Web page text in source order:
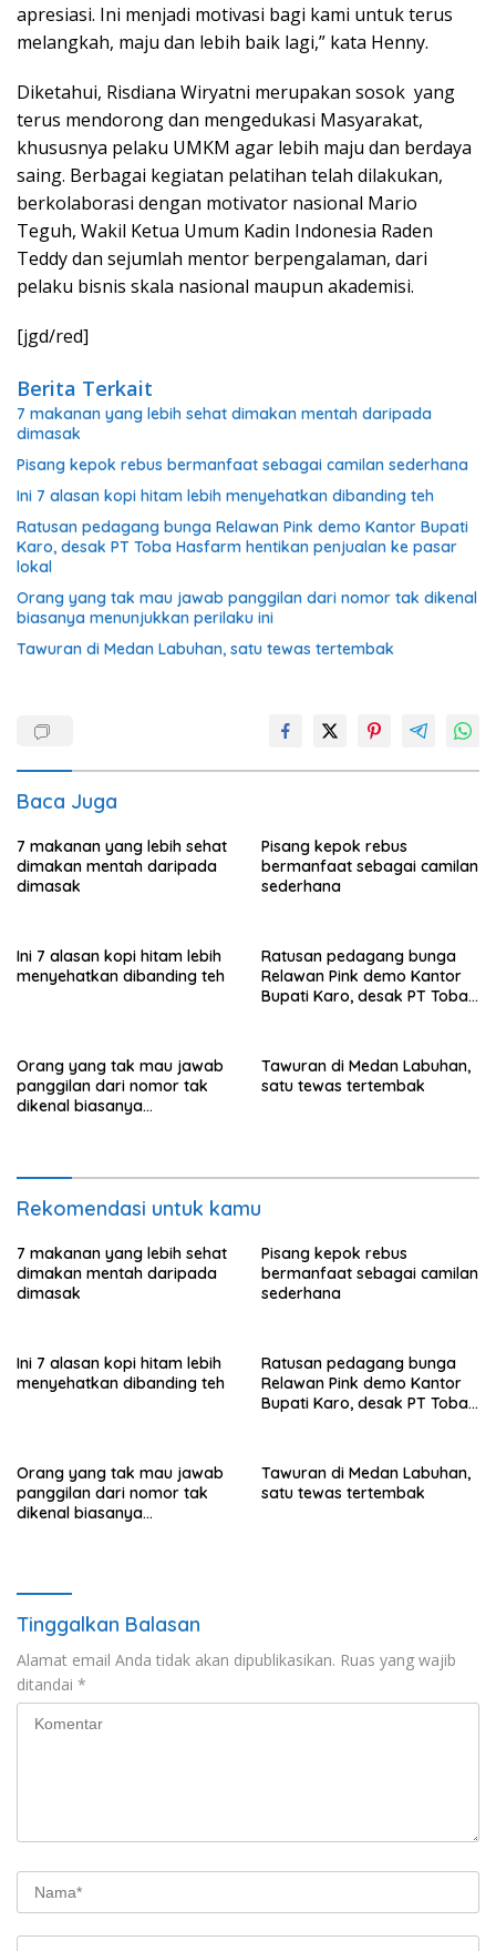
apresiasi. Ini menjadi motivasi bagi kami untuk terus
melangkah, maju dan lebih baik lagi,” kata Henny.
Diketahui, Risdiana Wiryatni merupakan sosok yang
terus mendorong dan mengedukasi Masyarakat,
khususnya pelaku UMKM agar lebih maju dan berdaya
saing. Berbagai kegiatan pelatihan telah dilakukan,
berkolaborasi dengan motivator nasional Mario
Teguh, Wakil Ketua Umum Kadin Indonesia Raden
Teddy dan sejumlah mentor berpengalaman, dari
pelaku bisnis skala nasional maupun akademisi.
[jgd/red]
Berita Terkait
7 makanan yang lebih sehat dimakan mentah daripada
dimasak
Pisang kepok rebus bermanfaat sebagai camilan sederhana
Ini 7 alasan kopi hitam lebih menyehatkan dibanding teh
Ratusan pedagang bunga Relawan Pink demo Kantor Bupati
Karo, desak PT Toba Hasfarm hentikan penjualan ke pasar
lokal
Orang yang tak mau jawab panggilan dari nomor tak dikenal
biasanya menunjukkan perilaku ini
Tawuran di Medan Labuhan, satu tewas tertembak
Baca Juga
7 makanan yang lebih sehat
dimakan mentah daripada
dimasak
Pisang kepok rebus
bermanfaat sebagai camilan
sederhana
Ini 7 alasan kopi hitam lebih
menyehatkan dibanding teh
Ratusan pedagang bunga
Relawan Pink demo Kantor
Bupati Karo, desak PT Toba
Orang yang tak mau jawab
panggilan dari nomor tak
dikenal biasanya
Tawuran di Medan Labuhan,
satu tewas tertembak
Rekomendasi untuk kamu
7 makanan yang lebih sehat
dimakan mentah daripada
dimasak
Pisang kepok rebus
bermanfaat sebagai camilan
sederhana
Ini 7 alasan kopi hitam lebih
menyehatkan dibanding teh
Ratusan pedagang bunga
Relawan Pink demo Kantor
Bupati Karo, desak PT Toba
Orang yang tak mau jawab
panggilan dari nomor tak
dikenal biasanya
Tawuran di Medan Labuhan,
satu tewas tertembak
Tinggalkan Balasan
Alamat email Anda tidak akan dipublikasikan. Ruas yang wajib
ditandai *